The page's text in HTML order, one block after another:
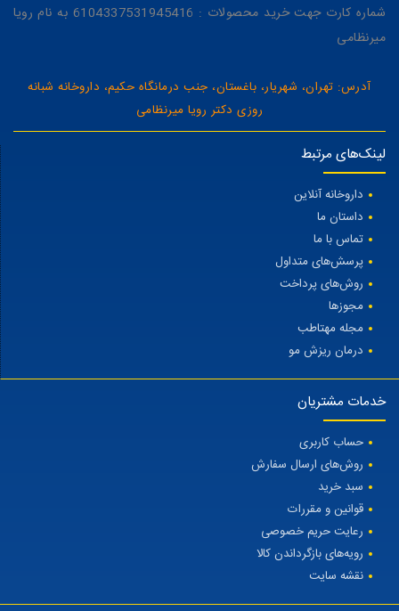
شماره کارت جهت خرید محصولات : 6104337531945416 به نام رویا
میرنظامی
آدرس: تهران، شهریار، باغستان، جنب درمانگاه حکیم، داروخانه شبانه
روزی دکتر رویا میرنظامی
لینک‌های مرتبط
داروخانه آنلاین
داستان ما
تماس با ما
پرسش‌های متداول
روش‌های پرداخت
مجوزها
مجله مهتاطب
درمان ریزش مو
خدمات مشتریان
حساب کاربری
روش‌های ارسال سفارش
سبد خرید
قوانین و مقررات
رعایت حریم خصوصی
رویه‌های بازگرداندن کالا
نقشه سایت